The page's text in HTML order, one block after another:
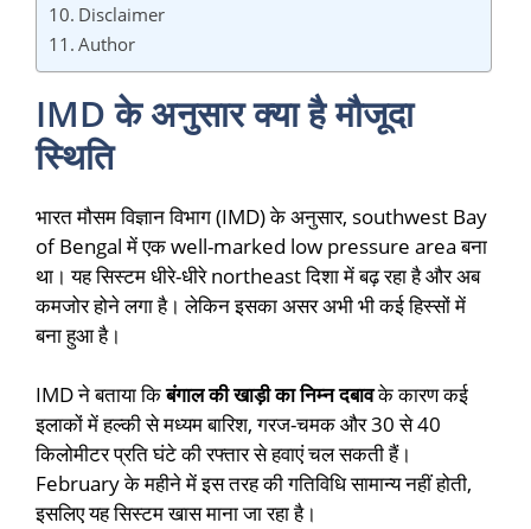
Disclaimer
Author
IMD के अनुसार क्या है मौजूदा
स्थिति
भारत मौसम विज्ञान विभाग (IMD) के अनुसार, southwest Bay
of Bengal में एक well-marked low pressure area बना
था। यह सिस्टम धीरे-धीरे northeast दिशा में बढ़ रहा है और अब
कमजोर होने लगा है। लेकिन इसका असर अभी भी कई हिस्सों में
बना हुआ है।
IMD ने बताया किबंगाल की खाड़ी का निम्न दबावके कारण कई
इलाकों में हल्की से मध्यम बारिश, गरज-चमक और 30 से 40
किलोमीटर प्रति घंटे की रफ्तार से हवाएं चल सकती हैं।
February के महीने में इस तरह की गतिविधि सामान्य नहीं होती,
इसलिए यह सिस्टम खास माना जा रहा है।